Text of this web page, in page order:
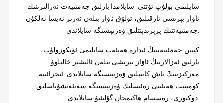
سايلىمى بولۇپ ئۆتتى. سايلامدا بارلىق جەمئىيەت ئەزالىرىنىڭ
ئاۋاز بېرىشى ئارقىلىق، تولۇق ئاۋاز بىلەن ئەزىز ئەيسا ئەلكۈن
جەمئىيەتنىڭ پرېزىدېنتلىق ۋەزىپىسىگە سايلاندى.
كېيىن جەمئىيەتنىڭ ئىدارە ھەيئەت سايلىمى ئۆتكۈزۈلۈپ،
بارلىق ئەزالارنىڭ ئاۋاز بېرىشى بىلەن ئالىشېر خالىلوۋ
مەركىزىنىڭ باش كاتىپلىق ۋەزىپىسىگە سايلاندى. ئىجرائىيە
كومىتېت ھەيئىتى رەئىسلىك ۋەزىپىسىگە سەنئەتشۇناسلىق
دوكتورى، رەسسام ھاكىمجان گۇلىئېۋ سايلاندى.